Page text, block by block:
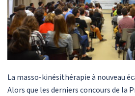
La masso-kinésithérapie à nouveau
Alors que les derniers concours de la